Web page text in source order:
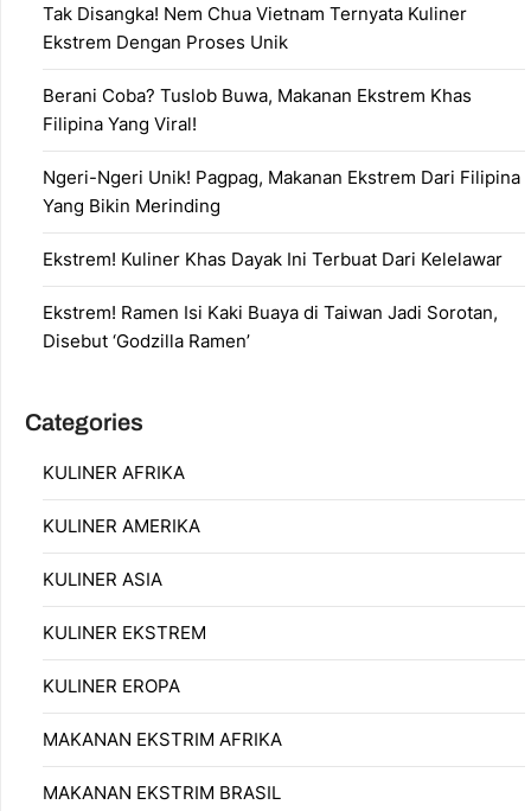
Tak Disangka! Nem Chua Vietnam Ternyata Kuliner
Ekstrem Dengan Proses Unik
Berani Coba? Tuslob Buwa, Makanan Ekstrem Khas
Filipina Yang Viral!
Ngeri-Ngeri Unik! Pagpag, Makanan Ekstrem Dari Filipina
Yang Bikin Merinding
Ekstrem! Kuliner Khas Dayak Ini Terbuat Dari Kelelawar
Ekstrem! Ramen Isi Kaki Buaya di Taiwan Jadi Sorotan,
Disebut ‘Godzilla Ramen’
Categories
KULINER AFRIKA
KULINER AMERIKA
KULINER ASIA
KULINER EKSTREM
KULINER EROPA
MAKANAN EKSTRIM AFRIKA
MAKANAN EKSTRIM BRASIL